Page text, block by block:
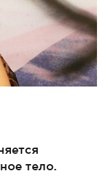
тело.